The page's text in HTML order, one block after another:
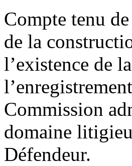
Compte tenu
de la
l’existence de
Commission
domaine
Défendeur.